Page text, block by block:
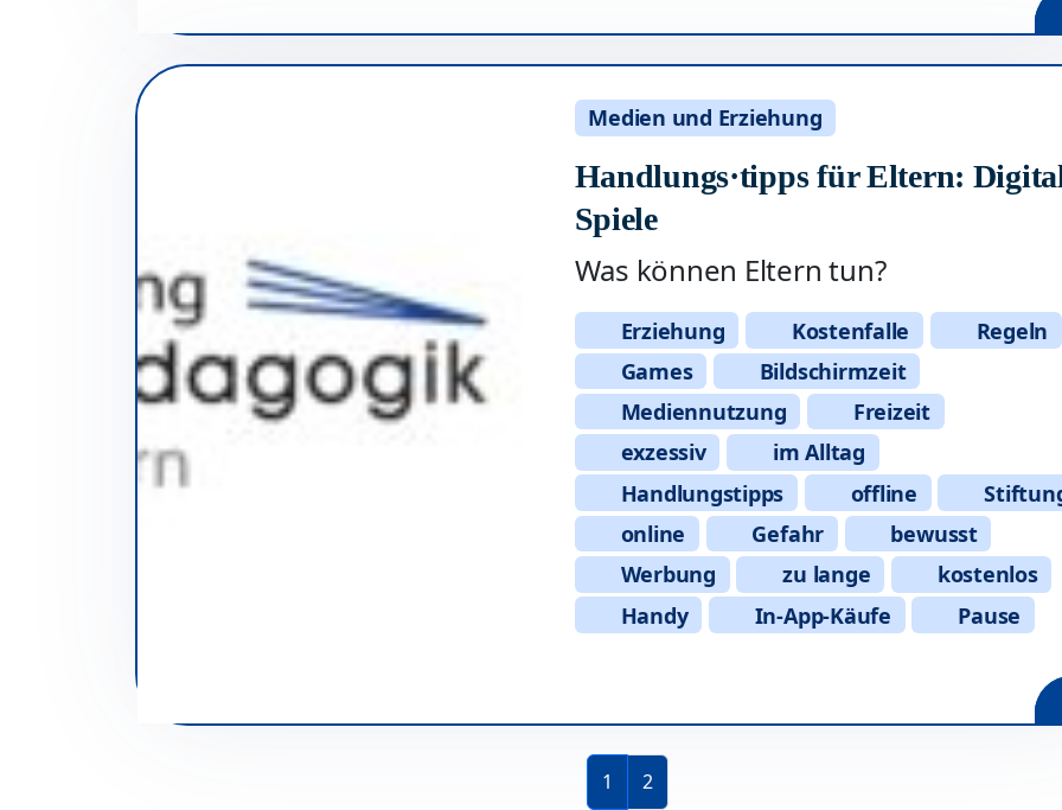
Medien und Erziehung
Handlungs·tipps für Eltern:
Spiele
Was können Eltern tun?
Erziehung Kostenfalle
Regeln
Games
Bildschirmzeit
Mediennutzung
Freizeit
exzessiv
im Alltag
Handlungstipps
offline
online
Gefahr
bewusst
Werbung
zu lange
kostenlos
Handy
In-App-Käufe Pause
Aktuelle Seite
1 Seite
2